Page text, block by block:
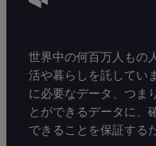
世界中の何百万人もの
活や暮らしを託してい
に必要なデータ、つま
とができるデータに、
できることを保証する